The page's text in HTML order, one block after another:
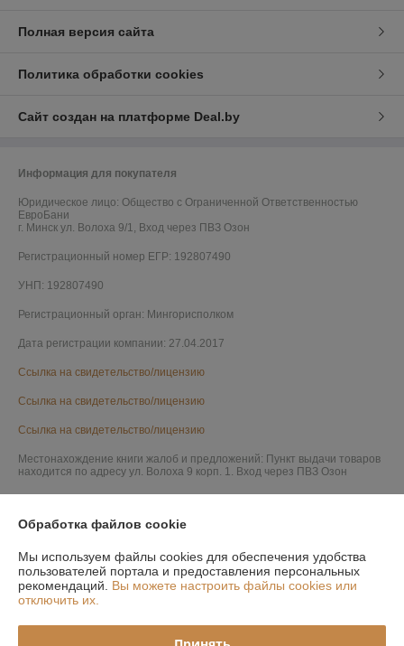
Полная версия сайта
Политика обработки cookies
Сайт создан на платформе Deal.by
Информация для покупателя
Юридическое лицо: Общество с Ограниченной Ответственностью
ЕвроБани
г. Минск ул. Волоха 9/1, Вход через ПВЗ Озон
Регистрационный номер ЕГР: 192807490
УНП: 192807490
Регистрационный орган: Мингорисполком
Дата регистрации компании: 27.04.2017
Ссылка на свидетельство/лицензию
Ссылка на свидетельство/лицензию
Ссылка на свидетельство/лицензию
Местонахождение книги жалоб и предложений: Пункт выдачи товаров
находится по адресу ул. Волоха 9 корп. 1. Вход через ПВЗ Озон
Обработка файлов cookie
Мы используем файлы cookies для обеспечения удобства
пользователей портала и предоставления персональных
рекомендаций. Вы можете настроить файлы cookies или
отключить их.